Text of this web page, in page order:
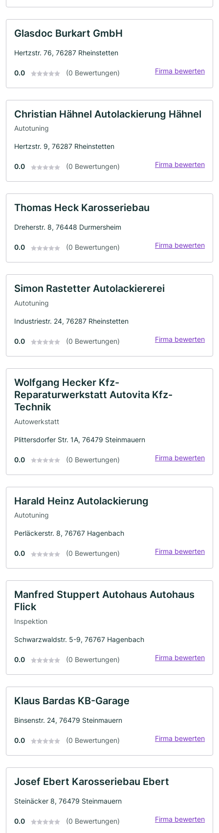
Glasdoc Burkart GmbH
Hertzstr. 76, 76287 Rheinstetten
0.0 (0 Bewertungen) Firma bewerten
Christian Hähnel Autolackierung Hähnel
Autotuning
Hertzstr. 9, 76287 Rheinstetten
0.0 (0 Bewertungen) Firma bewerten
Thomas Heck Karosseriebau
Dreherstr. 8, 76448 Durmersheim
0.0 (0 Bewertungen) Firma bewerten
Simon Rastetter Autolackiererei
Autotuning
Industriestr. 24, 76287 Rheinstetten
0.0 (0 Bewertungen) Firma bewerten
Wolfgang Hecker Kfz-
Reparaturwerkstatt Autovita Kfz-
Technik
Autowerkstatt
Plittersdorfer Str. 1A, 76479 Steinmauern
0.0 (0 Bewertungen) Firma bewerten
Harald Heinz Autolackierung
Autotuning
Perläckerstr. 8, 76767 Hagenbach
0.0 (0 Bewertungen) Firma bewerten
Manfred Stuppert Autohaus Autohaus
Flick
Inspektion
Schwarzwaldstr. 5-9, 76767 Hagenbach
0.0 (0 Bewertungen) Firma bewerten
Klaus Bardas KB-Garage
Binsenstr. 24, 76479 Steinmauern
0.0 (0 Bewertungen) Firma bewerten
Josef Ebert Karosseriebau Ebert
Steinäcker 8, 76479 Steinmauern
0.0 (0 Bewertungen) Firma bewerten